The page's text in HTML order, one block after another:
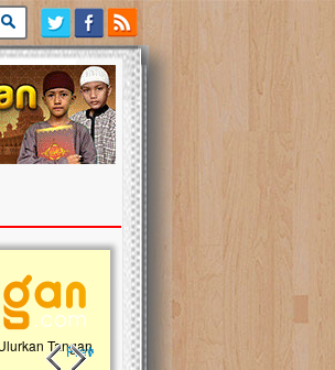
Previous slide
Next slide